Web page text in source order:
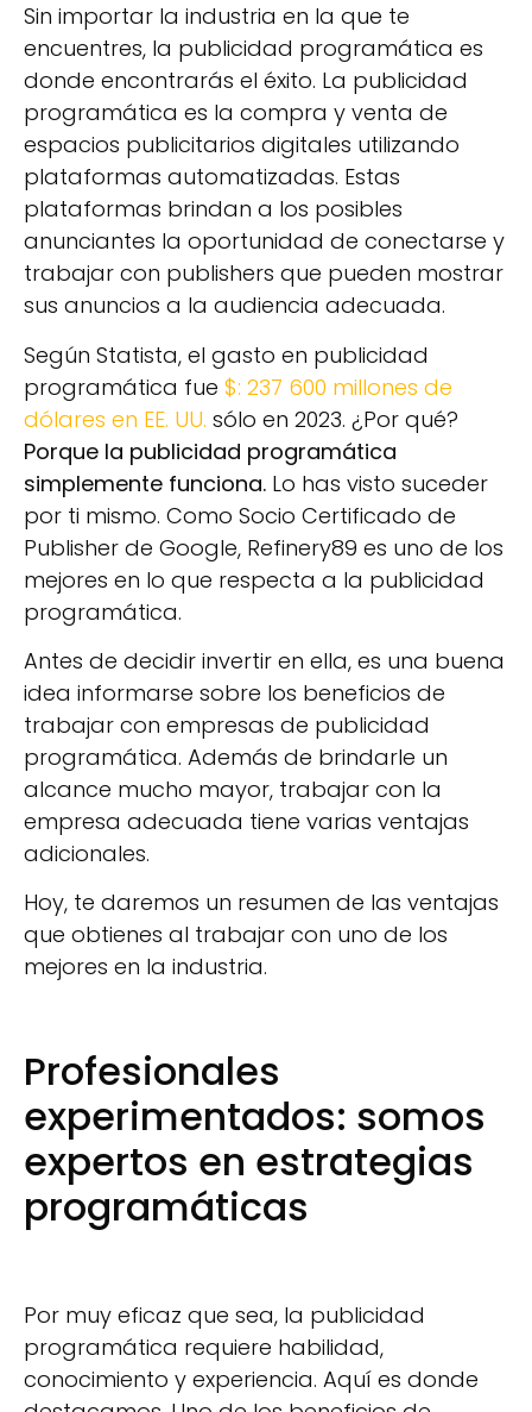
Sin importar la industria en la que te
encuentres, la publicidad programática es
donde encontrarás el éxito. La publicidad
programática es la compra y venta de
espacios publicitarios digitales utilizando
plataformas automatizadas. Estas
plataformas brindan a los posibles
anunciantes la oportunidad de conectarse y
trabajar con publishers que pueden mostrar
sus anuncios a la audiencia adecuada.
Según Statista, el gasto en publicidad
programática fue $: 237 600 millones de
dólares en EE. UU. sólo en 2023. ¿Por qué?
Porque la publicidad programática
simplemente funciona. Lo has visto suceder
por ti mismo. Como Socio Certificado de
Publisher de Google, Refinery89 es uno de los
mejores en lo que respecta a la publicidad
programática.
Antes de decidir invertir en ella, es una buena
idea informarse sobre los beneficios de
trabajar con empresas de publicidad
programática. Además de brindarle un
alcance mucho mayor, trabajar con la
empresa adecuada tiene varias ventajas
adicionales.
Hoy, te daremos un resumen de las ventajas
que obtienes al trabajar con uno de los
mejores en la industria.
Profesionales
experimentados: somos
expertos en estrategias
programáticas
Por muy eficaz que sea, la publicidad
programática requiere habilidad,
conocimiento y experiencia. Aquí es donde